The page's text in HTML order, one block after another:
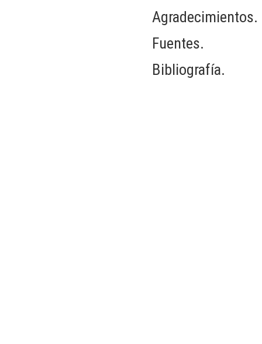
Agradecimientos.
Fuentes.
Bibliografía.